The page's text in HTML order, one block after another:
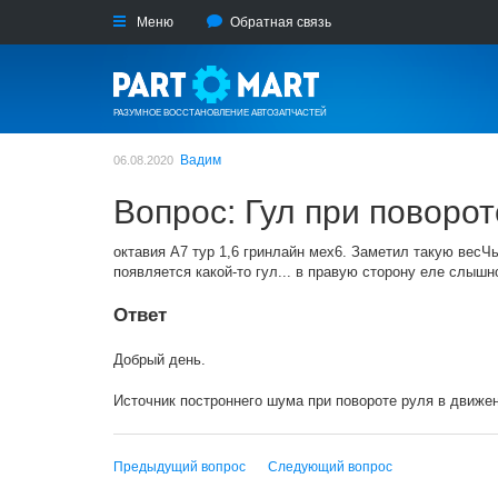
Меню Обратная связь
РАЗУМНОЕ ВОССТАНОВЛЕНИЕ АВТОЗАПЧАСТЕЙ
06.08.2020 Вадим
Вопрос: Гул при
октавия А7 тур 1,6 гринлайн мех6. Заметил такую
появляется какой-то гул... в правую сторону еле
Ответ
Добрый день.
Источник построннего шума при повороте руля в
Предыдущий вопрос Следующий вопрос